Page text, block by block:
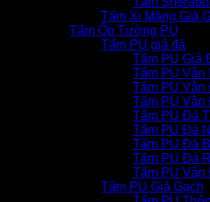
Tấm Xi Măng Giả
Tấm Ốp Tường PU
Tấm PU giả đá
Tấm PU Giả
Tấm PU Vân
Tấm PU Vân
Tấm PU Vân
Tấm PU Đá
Tấm PU Đá
Tấm PU Đá
Tấm PU Đá
Tấm PU Vân
Tấm PU Giả Gạch